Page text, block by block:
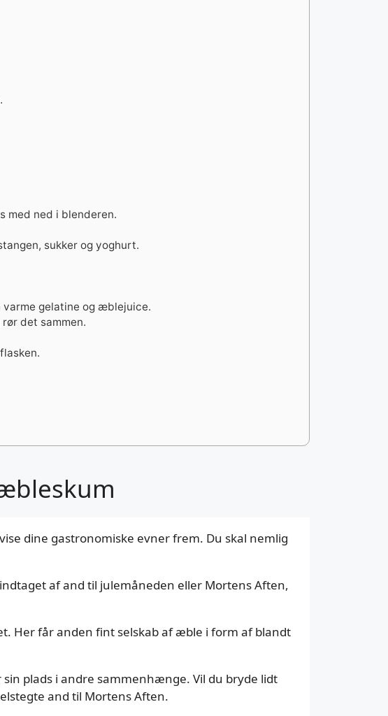
dine gastronomiske evner frem. Du skal nemlig
af and til julemåneden eller Mortens Aften,
Her får anden fint selskab af æble i form af blandt
plads i andre sammenhænge. Vil du bryde lidt
and til Mortens Aften.
med ned i blenderen.
sukker og yoghurt.
gelatine og æblejuice.
det sammen.